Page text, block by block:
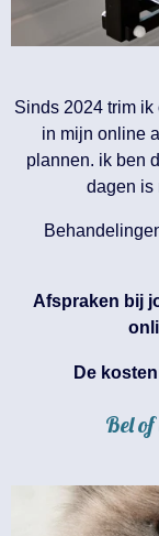
Sinds 2024 trim
in mijn online
plannen. ik ben
dagen is
Afspraken bij
De
Bel